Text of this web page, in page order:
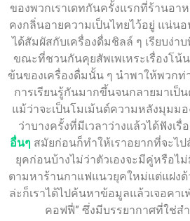
ของพวกเราเดทกันครั้งแรกที่ร้านอา
คงกลิ่นอายความเป็นไทยไว้อยู่ แน่น
ได้สัมผัสกับเครื่องดื่มชิลล์ ๆ เรียบง่
ขณะที่ชวนกันคุยสัพเพเหระเรื่องโน้
ข้นของเครื่องดื่มนั้น ๆ นำพาให้พวกท่
การเรียนรู้กันมากขึ้นจนกลายมาเป็
แม้ว่าจะเป็นโมเม้นต์ความหลังมุมมอ
ว่าบางครั้งที่มีเวลาว่างแล้วได้ฟังเ
อื่นๆ สมัยก่อนก็ทำให้เราอยากที่จะไ
ยุคก่อนบ้างไม่ว่าตัวเองจะมีคู่หรือ
ตามหาร้านกาแฟแนวยุคใหม่แต่แฝงด้
ล่ะก็เราได้ไปค้นหาข้อมูลแล้วเจอคา
คอฟฟี่” ซึ่งมีบรรยากาศที่ใช่ส